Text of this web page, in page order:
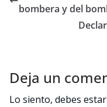
bombera y del
Deja un
Lo siento, debes estar